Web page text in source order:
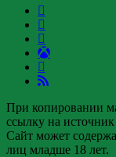
При копировании
ссылку на
Сайт может
лиц младше 18 лет.